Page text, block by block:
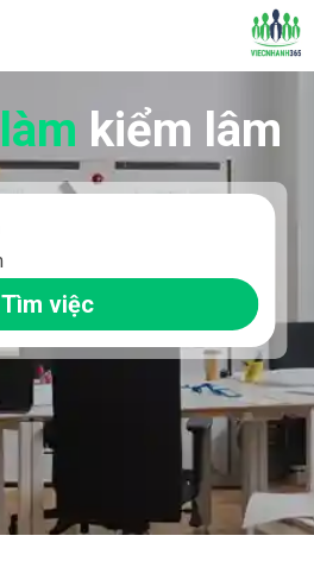
kiểm lâm
Tìm việc